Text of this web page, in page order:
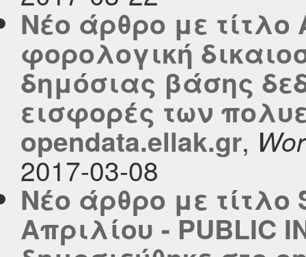
Νέο άρθρο με τίτλο
φορολογική
δημόσιας βάσης
εισφορές των
opendata.ellak.gr,
2017-03-08
Νέο άρθρο με τίτλο
Απριλίου - PUBLIC